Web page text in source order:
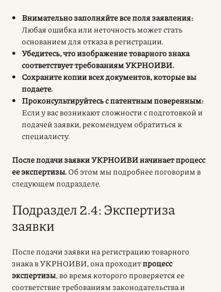
Внимательно заполняйте все поля заявления:
Любая ошибка или неточность может стать
основанием для отказа в регистрации.
Убедитесь, что изображение товарного знака
соответствует требованиям УКРНОИВИ.
Сохраните копии всех документов, которые вы
подаете.
Проконсультируйтесь с патентным поверенным:
Если у вас возникают сложности с подготовкой и
подачей заявки, рекомендуем обратиться к
специалисту.
После подачи заявки УКРНОИВИ начинает процесс
ее экспертизы.Об этом мы подробнее поговорим в
следующем подразделе.
Подраздел 2.4: Экспертиза
заявки
После подачи заявки на регистрацию товарного
знака в УКРНОИВИ, она проходитпроцесс
экспертизы, во время которого проверяется ее
соответствие требованиям законодательства и